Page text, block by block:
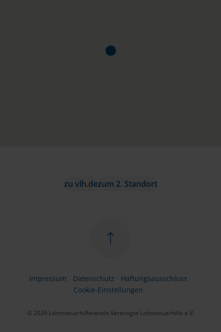
zu vlh.dezum 2. Standort
Impressum Datenschutz
Haftungsausschluss
Cookie-Einstellungen
© 2026 Lohnsteuerhilfeverein Vereinigte Lohnsteuerhilfe e.V.